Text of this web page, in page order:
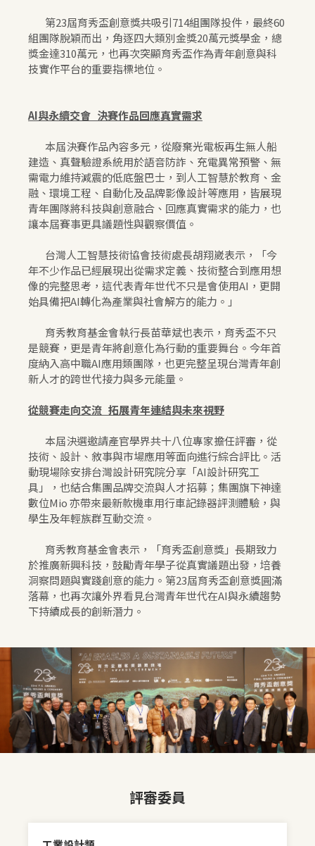
第23屆育秀盃創意獎共吸引714組團隊投件，最終60
組團隊脫穎而出，角逐四大類別金獎20萬元獎學金，總
獎金達310萬元，也再次突顯育秀盃作為青年創意與科
技實作平台的重要指標地位。
AI與永續交會 決賽作品回應真實需求
本屆決賽作品內容多元，從廢棄光電板再生無人船
建造、真聲驗證系統用於語音防詐、充電異常預警、無
需電力維持減震的低底盤巴士，到人工智慧於教育、金
融、環境工程、自動化及品牌影像設計等應用，皆展現
青年團隊將科技與創意融合、回應真實需求的能力，也
讓本屆賽事更具議題性與觀察價值。
台灣人工智慧技術協會技術處長胡翔崴表示，「今
年不少作品已經展現出從需求定義、技術整合到應用想
像的完整思考，這代表青年世代不只是會使用AI，更開
始具備把AI轉化為產業與社會解方的能力。」
育秀教育基金會執行長苗華斌也表示，育秀盃不只
是競賽，更是青年將創意化為行動的重要舞台。今年首
度納入高中職AI應用類團隊，也更完整呈現台灣青年創
新人才的跨世代接力與多元能量。
從競賽走向交流 拓展青年連結與未來視野
本屆決選邀請產官學界共十八位專家擔任評審，從
技術、設計、敘事與市場應用等面向進行綜合評比。活
動現場除安排台灣設計研究院分享「AI設計研究工
具」，也結合集團品牌交流與人才招募；集團旗下神達
數位Mio 亦帶來最新款機車用行車記錄器評測體驗，與
學生及年輕族群互動交流。
育秀教育基金會表示，「育秀盃創意獎」長期致力
於推廣新興科技，鼓勵青年學子從真實議題出發，培養
洞察問題與實踐創意的能力。第23屆育秀盃創意獎圓滿
落幕，也再次讓外界看見台灣青年世代在AI與永續趨勢
下持續成長的創新潛力。
評審委員